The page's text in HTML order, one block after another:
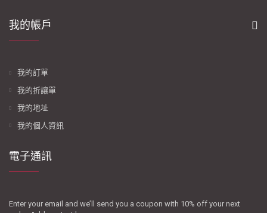
我的帳戶
我的訂單
我的折讓單
我的地址
我的個人資訊
電子通訊
Enter your email and we’ll send you a coupon with 10% off your next